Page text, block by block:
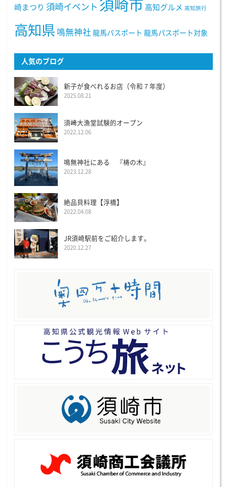
崎まつり 須崎イベント 須崎市 高知グルメ 高知旅行
高知県 鳴無神社 龍馬パスポート 龍馬パスポート対象
人気のブログ
新子が食べれるお店（令和７年度）
2025.08.21
須﨑大漁堂試験的オープン
2022.12.06
鳴無神社にある 『梼の木』
2023.12.28
絶品貝料理【浮橋】
2022.04.08
JR須崎駅前をご紹介します。
2020.12.27